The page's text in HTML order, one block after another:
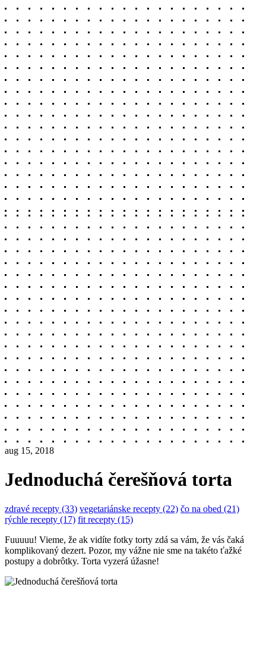
aug 15, 2018
Jednoduchá čerešňová torta
zdravé recepty (33) vegetariánske recepty (22) čo na obed (21)
rýchle recepty (17) fit recepty (15)
Fuuuuu! Vieme, že ak vidíte fotky torty zdá sa vám, že vás čaká
komplikovaný dezert. Pozor, my vážne nie sme na takéto ťažké
postupy a dobrôtky. Torta vyzerá úžasne!